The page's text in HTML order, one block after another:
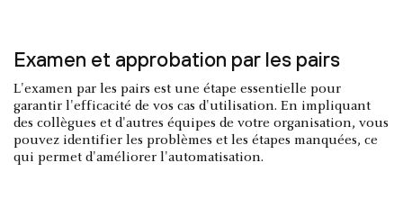
Examen et approbation par les pairs
L'examen par les pairs est une étape essentielle pour
garantir l'efficacité de vos cas d'utilisation. En impliquant
des collègues et d'autres équipes de votre organisation, vous
pouvez identifier les problèmes et les étapes manquées, ce
qui permet d'améliorer l'automatisation.